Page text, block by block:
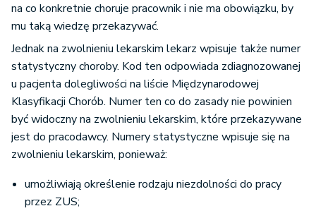
na co konkretnie choruje pracownik i nie ma obowiązku, by
mu taką wiedzę przekazywać.
Jednak na zwolnieniu lekarskim lekarz wpisuje także numer
statystyczny choroby. Kod ten odpowiada zdiagnozowanej
u pacjenta dolegliwości na liście Międzynarodowej
Klasyfikacji Chorób. Numer ten co do zasady nie powinien
być widoczny na zwolnieniu lekarskim, które przekazywane
jest do pracodawcy. Numery statystyczne wpisuje się na
zwolnieniu lekarskim, ponieważ:
umożliwiają określenie rodzaju niezdolności do pracy
przez ZUS;